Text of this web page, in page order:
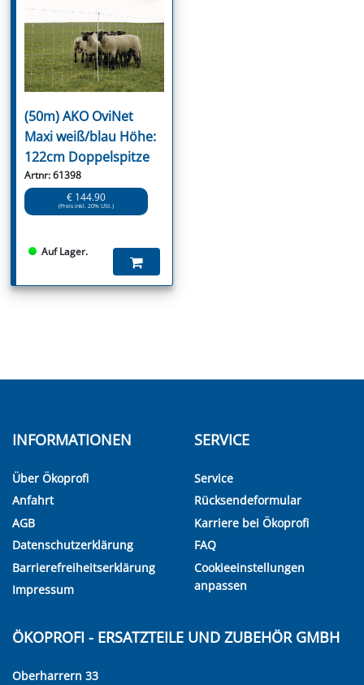
(50m) AKO OviNet
Maxi weiß/blau Höhe:
122cm Doppelspitze
Artnr: 61398
€ 144.90
(Preis inkl. 20% USt.)
Auf Lager.
INFORMATIONEN
Über Ökoprofi
Anfahrt
AGB
Datenschutzerklärung
Barrierefreiheitserklärung
Impressum
SERVICE
Service
Rücksendeformular
Karriere bei Ökoprofi
FAQ
Cookieeinstellungen
anpassen
ÖKOPROFI - ERSATZTEILE UND ZUBEHÖR GMBH
Oberharrern 33